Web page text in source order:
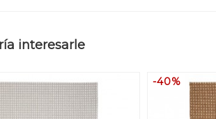
interesarle
-40%